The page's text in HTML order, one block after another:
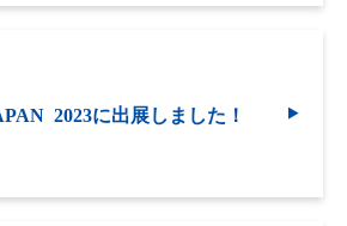
2023に出展しました！